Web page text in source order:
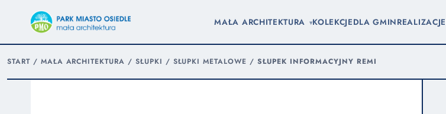
MAŁA ARCHITEKTURA ▾KOLEKCJEDLA GMINREALIZACJE
START/ MAŁA ARCHITEKTURA / SŁUPKI / SŁUPKI METALOWE / SŁUPEK INFORMACYJNY REMI